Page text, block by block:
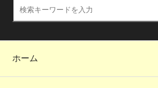
ホーム